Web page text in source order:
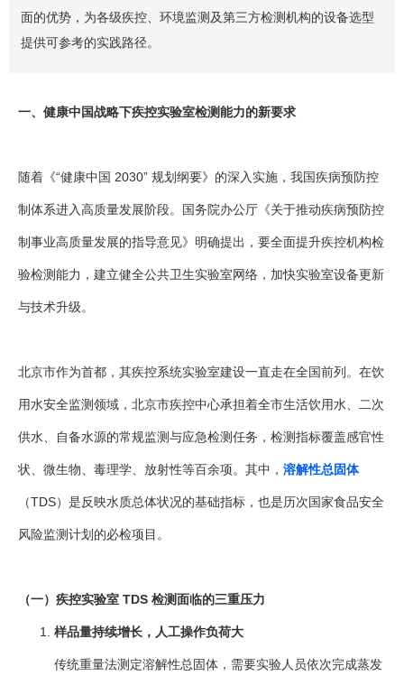
面的优势，为各级疾控、环境监测及第三方检测机构的设备选型
提供可参考的实践路径。
一、健康中国战略下疾控实验室检测能力的新要求
随着《“健康中国 2030” 规划纲要》的深入实施，我国疾病预防控
制体系进入高质量发展阶段。国务院办公厅《关于推动疾病预防控
制事业高质量发展的指导意见》明确提出，要全面提升疾控机构检
验检测能力，建立健全公共卫生实验室网络，加快实验室设备更新
与技术升级。
北京市作为首都，其疾控系统实验室建设一直走在全国前列。在饮
用水安全监测领域，北京市疾控中心承担着全市生活饮用水、二次
供水、自备水源的常规监测与应急检测任务，检测指标覆盖感官性
状、微生物、毒理学、放射性等百余项。其中， 溶解性总固体
（TDS）是反映水质总体状况的基础指标，也是历次国家食品安全
风险监测计划的必检项目。
（一）疾控实验室 TDS 检测面临的三重压力
样品量持续增长，人工操作负荷大
传统重量法测定溶解性总固体，需要实验人员依次完成蒸发